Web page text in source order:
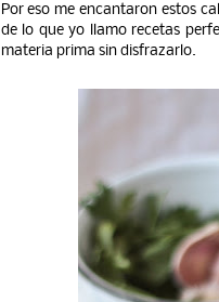
Por eso me encantaron estos
de lo que yo llamo recetas
materia prima sin disfrazarlo.